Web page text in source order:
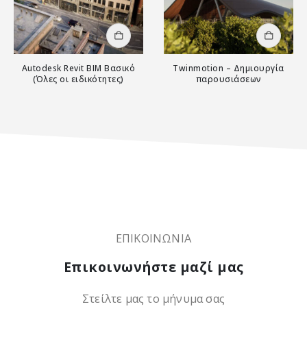
Αυτό το προϊόν έχει πολλαπλές παραλλαγές. Οι επιλογές μπορούν να επιλεγούν στη σελίδα του προϊόντος
Autodesk Revit ΒΙΜ Βασικό
(Όλες οι ειδικότητες)
Αυτό το προϊόν έχει πολλαπλές παραλλαγές. Οι επιλογές μπορούν να επιλεγούν στη σελίδα του προϊόντος
Twinmotion – Δημιουργία
παρουσιάσεων
ΕΠΙΚΟΙΝΩΝΙΑ
Επικοινωνήστε μαζί μας
Στείλτε μας το μήνυμα σας